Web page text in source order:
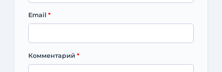
Email *
Комментарий *